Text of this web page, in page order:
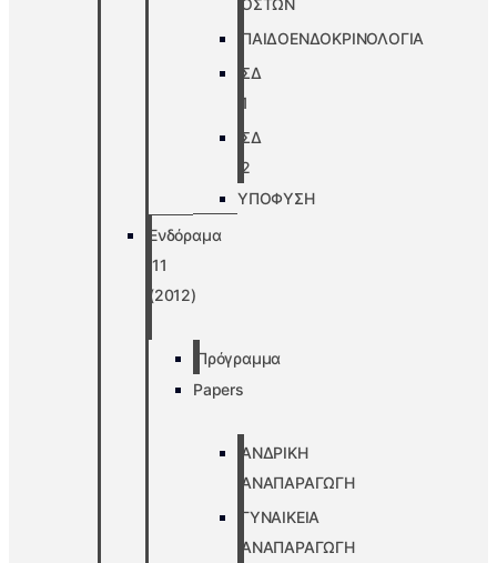
ΟΣΤΩΝ
ΠΑΙΔΟΕΝΔΟΚΡΙΝΟΛΟΓΙΑ
ΣΔ
1
ΣΔ
2
ΥΠΟΦΥΣΗ
Ενδόραμα
’11
(2012)
Πρόγραμμα
Papers
ΑΝΔΡΙΚΗ
ΑΝΑΠΑΡΑΓΩΓΗ
ΓΥΝΑΙΚΕΙΑ
ΑΝΑΠΑΡΑΓΩΓΗ